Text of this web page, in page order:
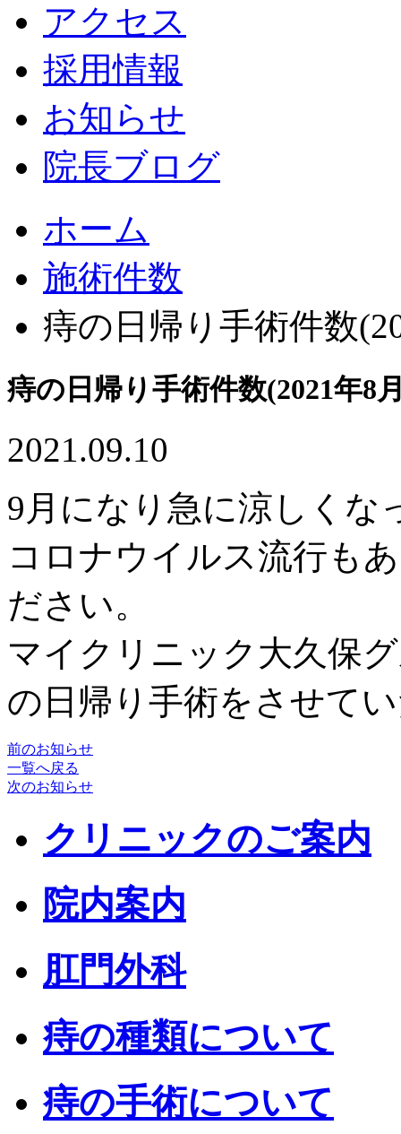
アクセス
採用情報
お知らせ
院長ブログ
ホーム
施術件数
痔の日帰り手術件数
痔の日帰り手術件数(2021年8
2021.09.10
9月になり急に涼しくな
コロナウイルス流行も
ださい。
マイクリニック大久保
の日帰り手術をさせて
前のお知らせ
一覧へ戻る
次のお知らせ
クリニックのご案内
院内案内
肛門外科
痔の種類について
痔の手術について